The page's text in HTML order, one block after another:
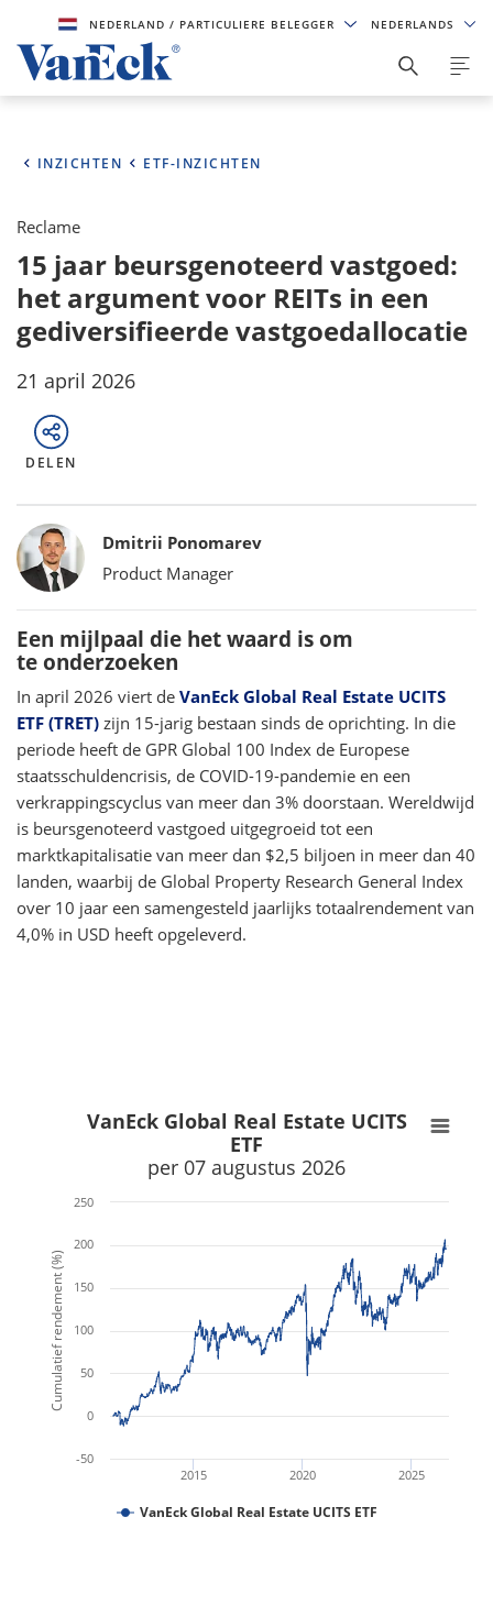
NEDERLAND/ PARTICULIERE BELEGGER NEDERLANDS
INZICHTEN ETF-INZICHTEN
Reclame
15 jaar beursgenoteerd vastgoed:
het argument voor REITs in een
gediversifieerde vastgoedallocatie
21 april 2026
DELEN
Bylines
Dmitrii Ponomarev
Product Manager
Een mijlpaal die het waard is om
te onderzoeken
In april 2026 viert de VanEck Global Real Estate UCITS
ETF (TRET) zijn 15-jarig bestaan sinds de oprichting. In die
periode heeft de GPR Global 100 Index de Europese
staatsschuldencrisis, de COVID-19-pandemie en een
verkrappingscyclus van meer dan 3% doorstaan. Wereldwijd
is beursgenoteerd vastgoed uitgegroeid tot een
marktkapitalisatie van meer dan $2,5 biljoen in meer dan 40
landen, waarbij de Global Property Research General Index
over 10 jaar een samengesteld jaarlijks totaalrendement van
4,0% in USD heeft opgeleverd.
Cumulatief rendement (%)
VanEck Global Real Estate UCITS
ETF
per 07 augustus 2026
2015 2020 2025
-50
0
50
100
150
200
250
VanEck Global Real Estate UCITS ETF